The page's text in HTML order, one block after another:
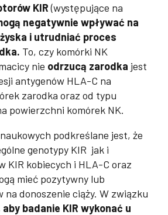
KIR(występujące na
negatywnie wpływać na
i utrudniać proces
To, czy komórki NK
nie odrzucą zarodka jest
antygenów HLA-C na
zarodka oraz od typu
powierzchni komórek NK.
podkreślane jest, że
genotypy KIR jak i
KIR kobiecych i HLA-C oraz
mieć pozytywny lub
na donoszenie ciąży. W związku
badanie KIR wykonać u